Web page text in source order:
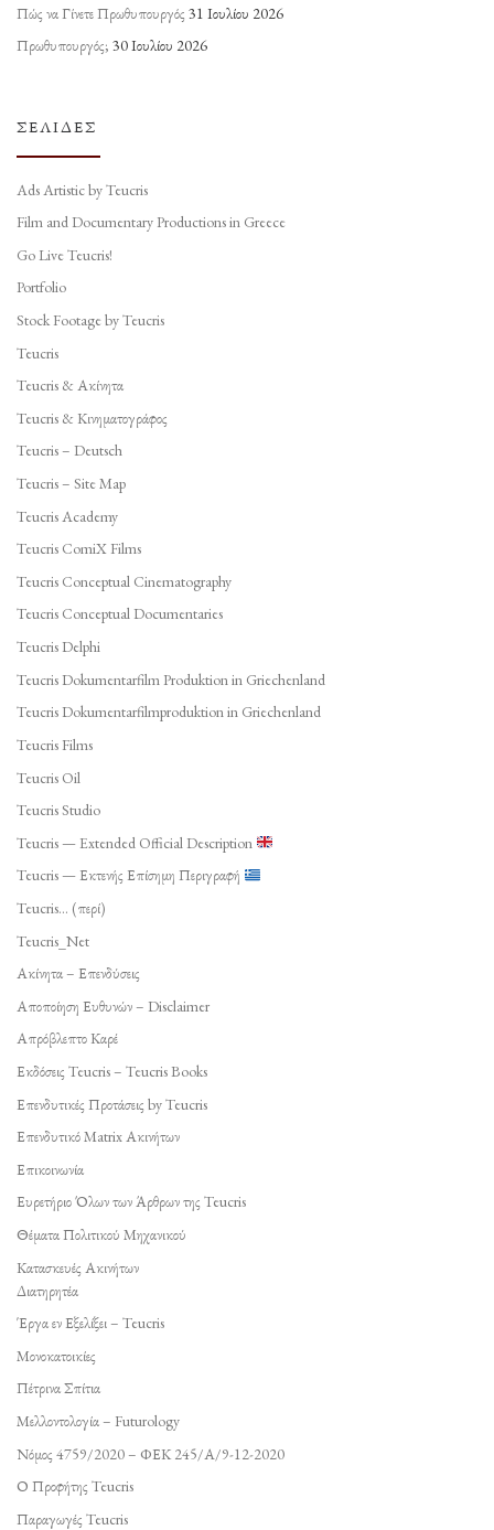
Πώς να Γίνετε Πρωθυπουργός 31 Ιουλίου 2026
Πρωθυπουργός; 30 Ιουλίου 2026
ΣΕΛΊΔΕΣ
Ads Artistic by Teucris
Film and Documentary Productions in Greece
Go Live Teucris!
Portfolio
Stock Footage by Teucris
Teucris
Teucris & Ακίνητα
Teucris & Κινηματογράφος
Teucris – Deutsch
Teucris – Site Map
Teucris Academy
Teucris ComiX Films
Teucris Conceptual Cinematography
Teucris Conceptual Documentaries
Teucris Delphi
Teucris Dokumentarfilm Produktion in Griechenland
Teucris Dokumentarfilmproduktion in Griechenland
Teucris Films
Teucris Oil
Teucris Studio
Teucris — Extended Official Description
Teucris — Εκτενής Επίσημη Περιγραφή
Teucris… (περί)
Teucris_Net
Ακίνητα – Επενδύσεις
Αποποίηση Ευθυνών – Disclaimer
Απρόβλεπτο Καρέ
Εκδόσεις Teucris – Teucris Books
Επενδυτικές Προτάσεις by Teucris
Επενδυτικό Matrix Ακινήτων
Επικοινωνία
Ευρετήριο Όλων των Άρθρων της Teucris
Θέματα Πολιτικού Μηχανικού
Κατασκευές Ακινήτων
Διατηρητέα
Έργα εν Εξελίξει – Teucris
Μονοκατοικίες
Πέτρινα Σπίτια
Μελλοντολογία – Futurology
Νόμος 4759/2020 – ΦΕΚ 245/Α/9-12-2020
Ο Προφήτης Teucris
Παραγωγές Teucris